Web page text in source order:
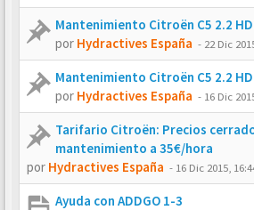
Mantenimiento Citroën C5 2.2
por Hydractives España - 22 Dic
Mantenimiento Citroën C5 2.2
por Hydractives España - 16 Dic
Tarifario Citroën: Precios
mantenimiento a 35€/hora
por Hydractives España - 16 Dic 2015,
Ayuda con ADDGO 1-3